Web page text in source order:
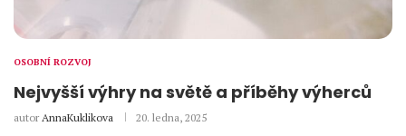
OSOBNÍ ROZVOJ
Nejvyšší výhry na světě a příběhy výherců
autor AnnaKuklikova 20. ledna, 2025